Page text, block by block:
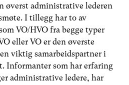
øverst administrative lederen
I tillegg har to av
VO/HVO fra begge typer
eller VO er den øverste
viktig samarbeidspartner i
Informanter som har erfaring
administrative ledere, har